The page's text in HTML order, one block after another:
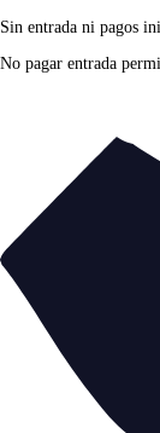
Sin entrada ni pagos
No pagar entrada